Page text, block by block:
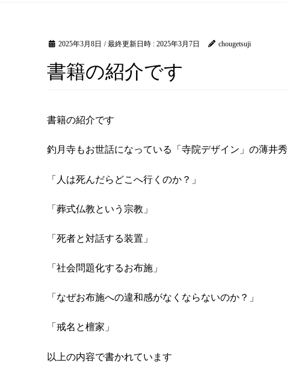
2025年3月8日 / 最終更新日時 : 2025年3月7日 chougetsuji
書籍の紹介です
書籍の紹介です
釣月寺もお世話になっている「寺院デザイン」の薄井
「人は死んだらどこへ行くのか？」
「葬式仏教という宗教」
「死者と対話する装置」
「社会問題化するお布施」
「なぜお布施への違和感がなくならないのか？」
「戒名と檀家」
以上の内容で書かれています